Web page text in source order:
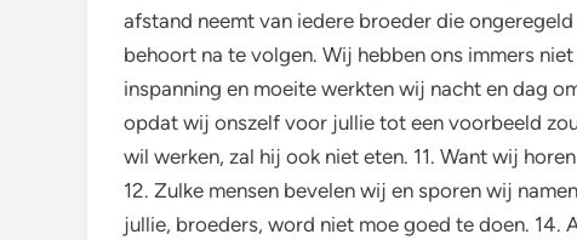
afstand neemt van iedere broeder die
behoort na te volgen. Wij hebben ons immers
inspanning en moeite werkten wij nacht en dag
opdat wij onszelf voor jullie tot een voorbeeld
wil werken, zal hij ook niet eten. 11. Want wij
12. Zulke mensen bevelen wij en sporen wij
jullie, broeders, word niet moe goed te doen. 14.